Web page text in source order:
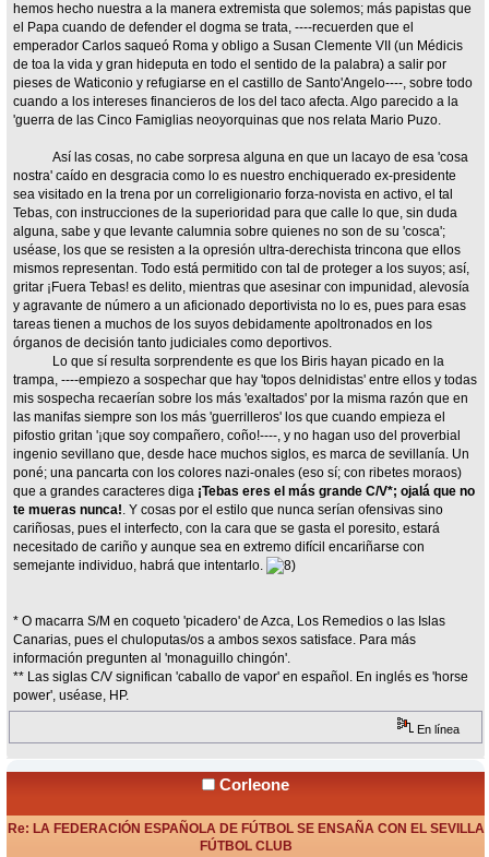
hemos hecho nuestra a la manera extremista que solemos; más papistas que
el Papa cuando de defender el dogma se trata, ----recuerden que el
emperador Carlos saqueó Roma y obligo a Susan Clemente VII (un Médicis
de toa la vida y gran hideputa en todo el sentido de la palabra) a salir por
pieses de Waticonio y refugiarse en el castillo de Santo'Angelo----, sobre todo
cuando a los intereses financieros de los del taco afecta. Algo parecido a la
'guerra de las Cinco Famiglias neoyorquinas que nos relata Mario Puzo.
Así las cosas, no cabe sorpresa alguna en que un lacayo de esa 'cosa
nostra' caído en desgracia como lo es nuestro enchiquerado ex-presidente
sea visitado en la trena por un correligionario forza-novista en activo, el tal
Tebas, con instrucciones de la superioridad para que calle lo que, sin duda
alguna, sabe y que levante calumnia sobre quienes no son de su 'cosca';
uséase, los que se resisten a la opresión ultra-derechista trincona que ellos
mismos representan. Todo está permitido con tal de proteger a los suyos; así,
gritar ¡Fuera Tebas! es delito, mientras que asesinar con impunidad, alevosía
y agravante de número a un aficionado deportivista no lo es, pues para esas
tareas tienen a muchos de los suyos debidamente apoltronados en los
órganos de decisión tanto judiciales como deportivos.
Lo que sí resulta sorprendente es que los Biris hayan picado en la
trampa, ----empiezo a sospechar que hay 'topos delnidistas' entre ellos y todas
mis sospecha recaerían sobre los más 'exaltados' por la misma razón que en
las manifas siempre son los más 'guerrilleros' los que cuando empieza el
pifostio gritan '¡que soy compañero, coño!----, y no hagan uso del proverbial
ingenio sevillano que, desde hace muchos siglos, es marca de sevillanía. Un
poné; una pancarta con los colores nazi-onales (eso sí; con ribetes moraos)
que a grandes caracteres diga ¡Tebas eres el más grande C/V*; ojalá que no
te mueras nunca!. Y cosas por el estilo que nunca serían ofensivas sino
cariñosas, pues el interfecto, con la cara que se gasta el poresito, estará
necesitado de cariño y aunque sea en extremo difícil encariñarse con
semejante individuo, habrá que intentarlo.
* O macarra S/M en coqueto 'picadero' de Azca, Los Remedios o las Islas
Canarias, pues el chuloputas/os a ambos sexos satisface. Para más
información pregunten al 'monaguillo chingón'.
** Las siglas C/V significan 'caballo de vapor' en español. En inglés es 'horse
power', uséase, HP.
En línea
Corleone
Re: LA FEDERACIÓN ESPAÑOLA DE FÚTBOL SE ENSAÑA CON EL SEVILLA
FÚTBOL CLUB